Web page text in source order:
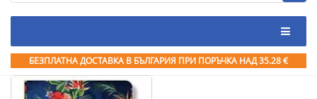
БЕЗПЛАТНА ДОСТАВКА В БЪЛГАРИЯ ПРИ ПОРЪЧКА НАД 35.28 €